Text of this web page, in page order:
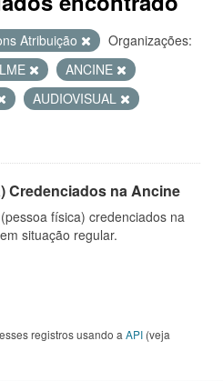
Atribuição
Organizações:
ANCINE
AUDIOVISUAL
Credenciados na Ancine
física) credenciados na
situação regular.
registros usando a API (veja